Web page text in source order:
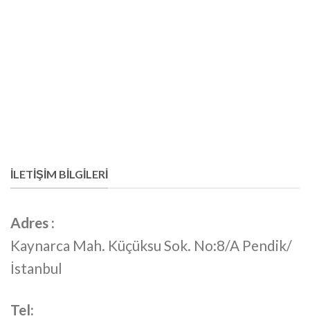
İLETİŞİM BİLGİLERİ
Adres :
Kaynarca Mah. Küçüksu Sok. No:8/A Pendik/
İstanbul
Tel: